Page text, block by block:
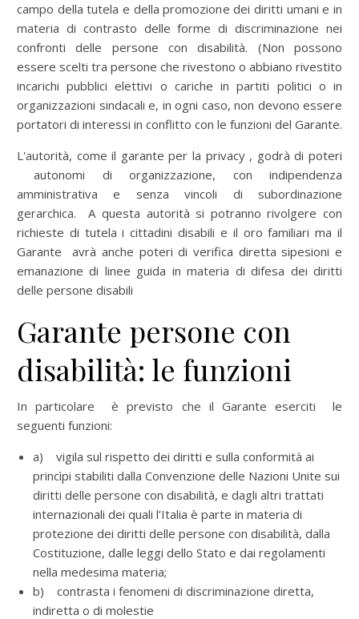
campo della tutela e della promozione dei diritti umani e in
materia di contrasto delle forme di discriminazione nei
confronti delle persone con disabilità. (Non possono
essere scelti tra persone che rivestono o abbiano rivestito
incarichi pubblici elettivi o cariche in partiti politici o in
organizzazioni sindacali e, in ogni caso, non devono essere
portatori di interessi in conflitto con le funzioni del Garante.
L'autorità, come il garante per la privacy , godrà di poteri
autonomi di organizzazione, con indipendenza
amministrativa e senza vincoli di subordinazione
gerarchica. A questa autorità si potranno rivolgere con
richieste di tutela i cittadini disabili e il oro familiari ma il
Garante avrà anche poteri di verifica diretta sipesioni e
emanazione di linee guida in materia di difesa dei diritti
delle persone disabili
Garante persone con
disabilità: le funzioni
In particolare è previsto che il Garante eserciti le
seguenti funzioni:
a) vigila sul rispetto dei diritti e sulla conformità ai
princìpi stabiliti dalla Convenzione delle Nazioni Unite sui
diritti delle persone con disabilità, e dagli altri trattati
internazionali dei quali l’Italia è parte in materia di
protezione dei diritti delle persone con disabilità, dalla
Costituzione, dalle leggi dello Stato e dai regolamenti
nella medesima materia;
b) contrasta i fenomeni di discriminazione diretta,
indiretta o di molestie